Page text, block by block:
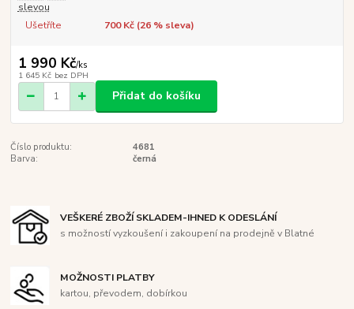
slevou
Ušetříte 700 Kč (26% sleva)
1 990 Kč/ks
1 645 Kč bez DPH
Přidat do košíku
Číslo produktu:
4681
Barva:
černá
VEŠKERÉ ZBOŽÍ SKLADEM-IHNED K ODESLÁNÍ
s možností vyzkoušení i zakoupení na prodejně v Blatné
MOŽNOSTI PLATBY
kartou, převodem, dobírkou